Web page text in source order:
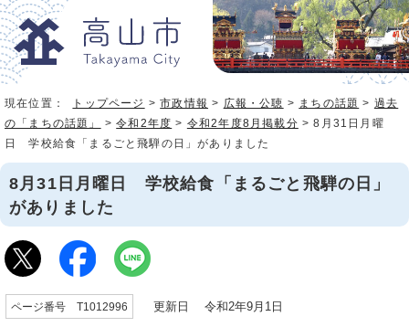
現在位置： トップページ >市政情報 > 広報・公聴 > まちの話題 > 過去
の「まちの話題」
>令和2年度 > 令和2年度8月掲載分 > 8月31日月曜
日 学校給食「まるごと飛騨の日」がありました
8月31日月曜日 学校給食「まるごと飛騨の日」
がありました
ページ番号 T1012996 更新日 令和2年9月1日